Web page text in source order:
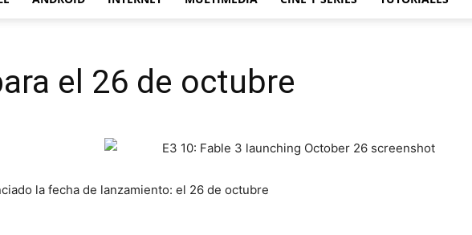
el 26 de octubre
la fecha de lanzamiento: el 26 de octubre